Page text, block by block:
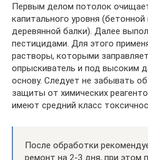
Первым делом потолок
капитального уровня (бетонной
деревянной балки). Далее
пестицидами. Для этого
растворы, которыми
опрыскиватель и под высоким
основу. Следует не забывать
защиты от химических
имеют средний класс
После обработки
ремонт на 2-3 дня, при этом